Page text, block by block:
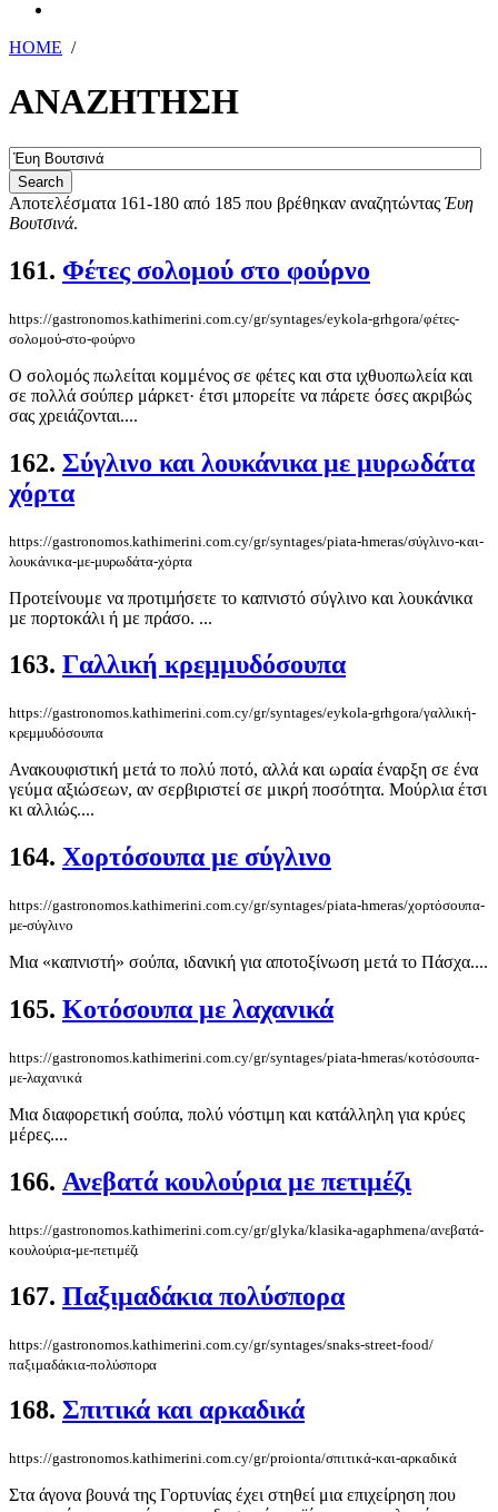
HOME /
ΑΝΑΖΗΤΗΣΗ
Αποτελέσματα 161-180 από 185 που βρέθηκαν αναζητώντας Έυη
Βουτσινά.
161. Φέτες σολομού στο φούρνο
https://gastronomos.kathimerini.com.cy/gr/syntages/eykola-grhgora/φέτες-
σολομού-στο-φούρνο
Ο σολομός πωλείται κομμένος σε φέτες και στα ιχθυοπωλεία και
σε πολλά σούπερ μάρκετ· έτσι μπορείτε να πάρετε όσες ακριβώς
σας χρειάζονται....
162. Σύγλινο και λουκάνικα με μυρωδάτα
χόρτα
https://gastronomos.kathimerini.com.cy/gr/syntages/piata-hmeras/σύγλινο-και-
λουκάνικα-με-μυρωδάτα-χόρτα
Προτείνουμε να προτιµήσετε το καπνιστό σύγλινο και λουκάνικα
µε πορτοκάλι ή µε πράσο. ...
163. Γαλλική κρεμμυδόσουπα
https://gastronomos.kathimerini.com.cy/gr/syntages/eykola-grhgora/γαλλική-
κρεμμυδόσουπα
Ανακουφιστική μετά το πολύ ποτό, αλλά και ωραία έναρξη σε ένα
γεύμα αξιώσεων, αν σερβιριστεί σε μικρή ποσότητα. Μούρλια έτσι
κι αλλιώς....
164. Χορτόσουπα µε σύγλινο
https://gastronomos.kathimerini.com.cy/gr/syntages/piata-hmeras/χορτόσουπα-
µε-σύγλινο
Μια «καπνιστή» σούπα, ιδανική για αποτοξίνωση μετά το Πάσχα....
165. Κοτόσουπα με λαχανικά
https://gastronomos.kathimerini.com.cy/gr/syntages/piata-hmeras/κοτόσουπα-
με-λαχανικά
Μια διαφορετική σούπα, πολύ νόστιμη και κατάλληλη για κρύες
μέρες....
166. Ανεβατά κουλούρια με πετιμέζι
https://gastronomos.kathimerini.com.cy/gr/glyka/klasika-agaphmena/ανεβατά-
κουλούρια-με-πετιμέζι
167. Παξιμαδάκια πολύσπορα
https://gastronomos.kathimerini.com.cy/gr/syntages/snaks-street-food/
παξιμαδάκια-πολύσπορα
168. Σπιτικά και αρκαδικά
https://gastronomos.kathimerini.com.cy/gr/proionta/σπιτικά-και-αρκαδικά
Στα άγονα βουνά της Γορτυνίας έχει στηθεί μια επιχείρηση που